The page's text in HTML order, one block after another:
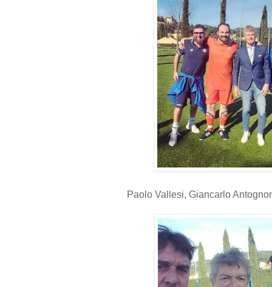
Paolo Vallesi, Giancarlo